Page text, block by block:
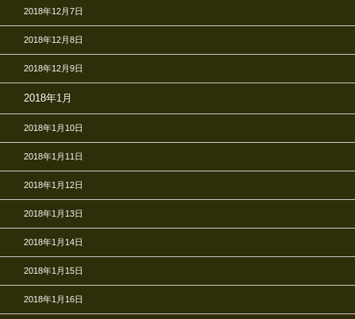
2018年12月7日
2018年12月8日
2018年12月9日
2018年1月
2018年1月10日
2018年1月11日
2018年1月12日
2018年1月13日
2018年1月14日
2018年1月15日
2018年1月16日